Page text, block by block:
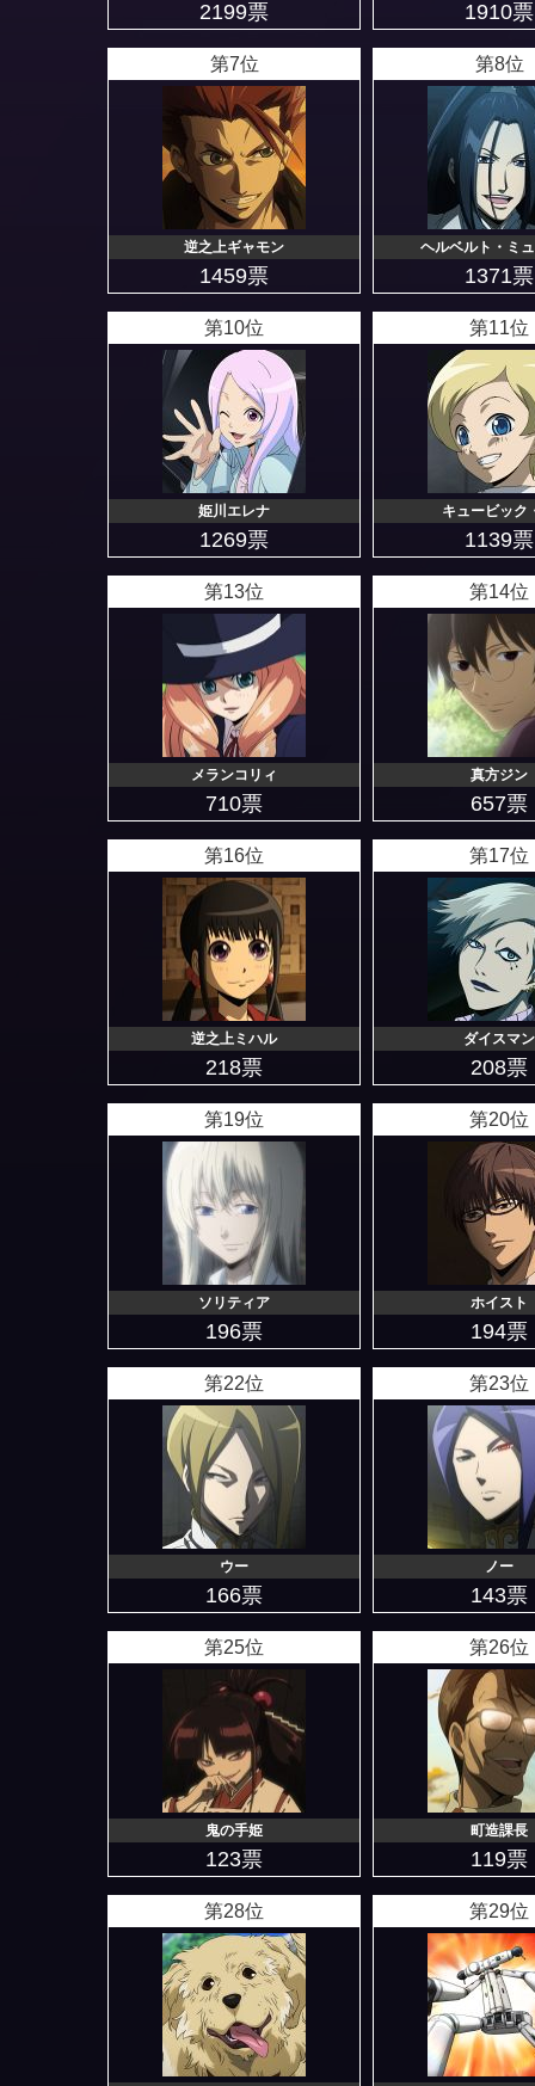
2199票 1910票
第7位
逆之上ギャモン
1459票
第8位
ヘルベルト・ミ
1371票
第10位
姫川エレナ
1269票
第11位
キュービック
1139票
第13位
メランコリィ
710票
第14位
真方ジン
657票
第16位
逆之上ミハル
218票
第17位
ダイスマン
208票
第19位
ソリティア
196票
第20位
ホイスト
194票
第22位
ウー
166票
第23位
ノー
143票
第25位
鬼の手姫
123票
第26位
町造課長
119票
第28位 第29位